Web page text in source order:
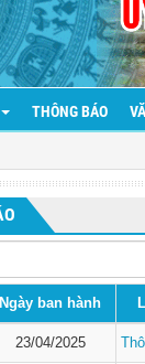
THÔNG BÁO
Ngày ban hành
23/04/2025